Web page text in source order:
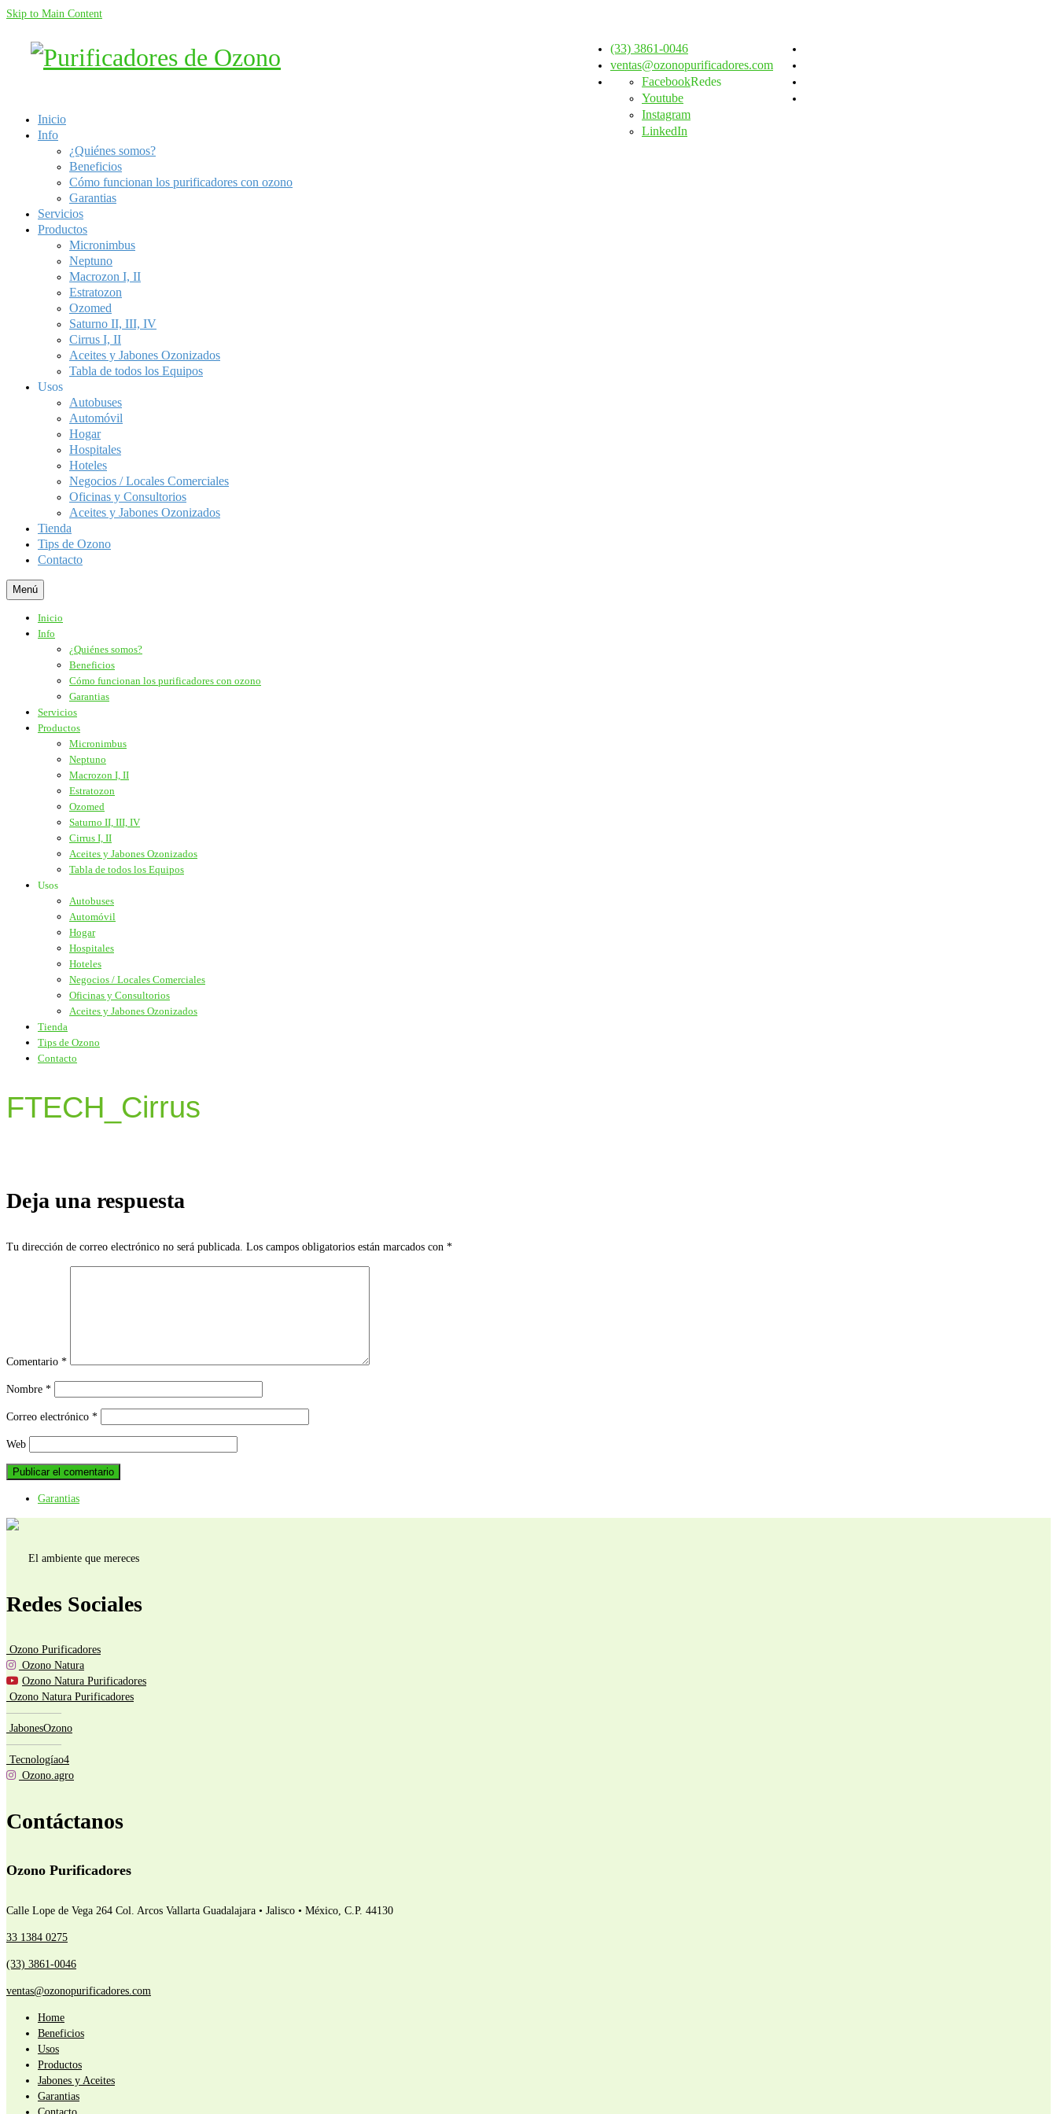
Skip to Main Content
(33) 3861-0046
ventas@ozonopurificadores.com
Redes
Facebook
Youtube
Instagram
LinkedIn
Inicio
Info
¿Quiénes somos?
Beneficios
Cómo funcionan los purificadores con ozono
Garantias
Servicios
Productos
Micronimbus
Neptuno
Macrozon I, II
Estratozon
Ozomed
Saturno II, III, IV
Cirrus I, II
Aceites y Jabones Ozonizados
Tabla de todos los Equipos
Usos
Autobuses
Automóvil
Hogar
Hospitales
Hoteles
Negocios / Locales Comerciales
Oficinas y Consultorios
Aceites y Jabones Ozonizados
Tienda
Tips de Ozono
Contacto
Menú
Inicio
Info
¿Quiénes somos?
Beneficios
Cómo funcionan los purificadores con ozono
Garantias
Servicios
Productos
Micronimbus
Neptuno
Macrozon I, II
Estratozon
Ozomed
Saturno II, III, IV
Cirrus I, II
Aceites y Jabones Ozonizados
Tabla de todos los Equipos
Usos
Autobuses
Automóvil
Hogar
Hospitales
Hoteles
Negocios / Locales Comerciales
Oficinas y Consultorios
Aceites y Jabones Ozonizados
Tienda
Tips de Ozono
Contacto
FTECH_Cirrus
Deja una respuesta
Tu dirección de correo electrónico no será publicada. Los campos obligatorios están marcados con *
Comentario *
Nombre *
Correo electrónico *
Web
Garantias
El ambiente que mereces
Redes Sociales
Ozono Purificadores
Ozono Natura
Ozono Natura Purificadores
Ozono Natura Purificadores
—————
JabonesOzono
—————
Tecnologíao4
Ozono.agro
Contáctanos
Ozono Purificadores
Calle Lope de Vega 264 Col. Arcos Vallarta Guadalajara • Jalisco • México, C.P. 44130
33 1384 0275
(33) 3861-0046
ventas@ozonopurificadores.com
Home
Beneficios
Usos
Productos
Jabones y Aceites
Garantias